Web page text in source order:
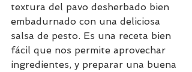
textura del pavo desherbado bien
embadurnado con una deliciosa
salsa de pesto. Es una receta bien
fácil que nos permite aprovechar
ingredientes, y preparar una buena